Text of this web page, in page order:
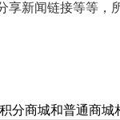
享新闻链接等等，
分商城和普通商城